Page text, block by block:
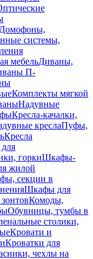
Домофоны,
системы,
мебельДиваны,
П-
Комплекты мягкой
Надувные
Кресла-качалки,
креслаПуфы,
Кресла
горкиШкафы-
жилой
секции в
Шкафы для
Комоды,
Обувницы, тумбы в
столики,
Кровати и
Кроватки для
чехлы на